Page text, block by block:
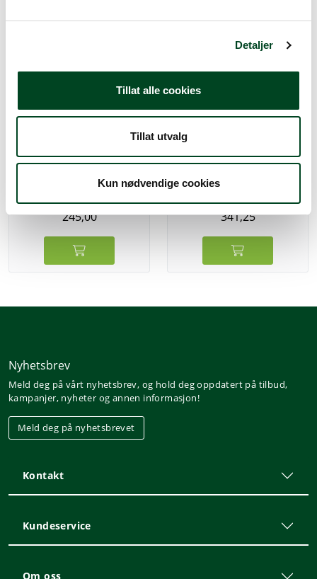
Detaljer
Tillat alle cookies
Tillat utvalg
Kun nødvendige cookies
245,00 341,25
Nyhetsbrev
Meld deg på vårt nyhetsbrev, og hold deg oppdatert på tilbud,
kampanjer, nyheter og annen informasjon!
Meld deg på nyhetsbrevet
Kontakt
Kundeservice
Om oss